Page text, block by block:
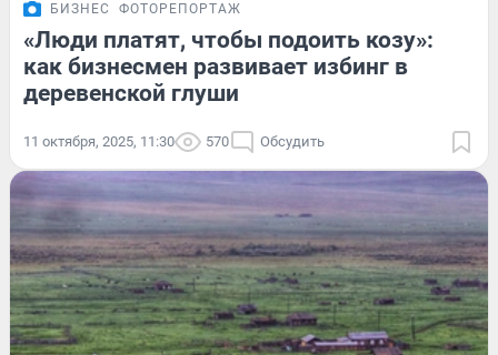
БИЗНЕС ФОТОРЕПОРТАЖ
«Люди платят, чтобы подоить козу»:
как бизнесмен развивает избинг в
деревенской глуши
11 октября, 2025, 11:30 570 Обсудить